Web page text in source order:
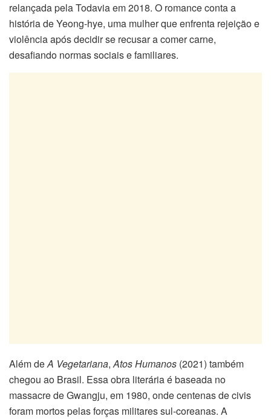
relançada pela Todavia em 2018. O romance conta a
história de Yeong-hye, uma mulher que enfrenta rejeição e
violência após decidir se recusar a comer carne,
desafiando normas sociais e familiares.
Além deA Vegetariana,Atos Humanos (2021) também
chegou ao Brasil. Essa obra literária é baseada no
massacre de Gwangju, em 1980, onde centenas de civis
foram mortos pelas forças militares sul-coreanas. A